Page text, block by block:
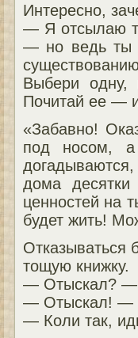
Интересно,
— Я отсылаю
— но ведь ты
Выбери одну,
Почитай ее — и
«Забавно!
под носом,
дома
ценностей на
будет жить!
Отказываться
тощую книжку.
— Отыскал? —
— Отыскал! —
— Коли так,